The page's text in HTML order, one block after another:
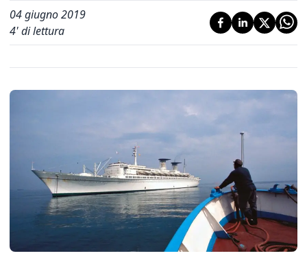
04 giugno 2019
4' di lettura